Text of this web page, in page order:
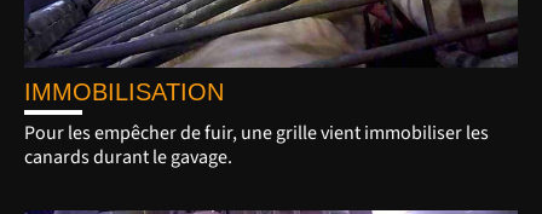
IMMOBILISATION
Pour les empêcher de fuir, une grille vient immobiliser les
canards durant le gavage.